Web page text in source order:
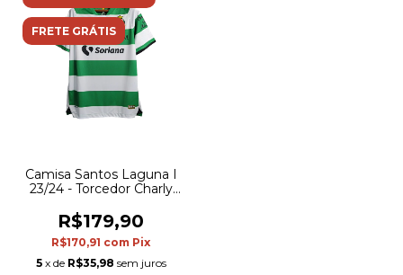
FRETE GRÁTIS
Camisa Santos Laguna I
23/24 - Torcedor Charly
com detalhes em preto
R$179,90
R$170,91 com Pix
5 x de R$35,98 sem juros